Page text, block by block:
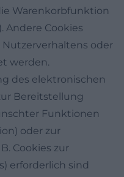
Warenkorbfunktion
Andere Cookies
oder
werden.
des elektronischen
Bereitstellung
Funktionen
oder zur
Cookies zur
erforderlich sind